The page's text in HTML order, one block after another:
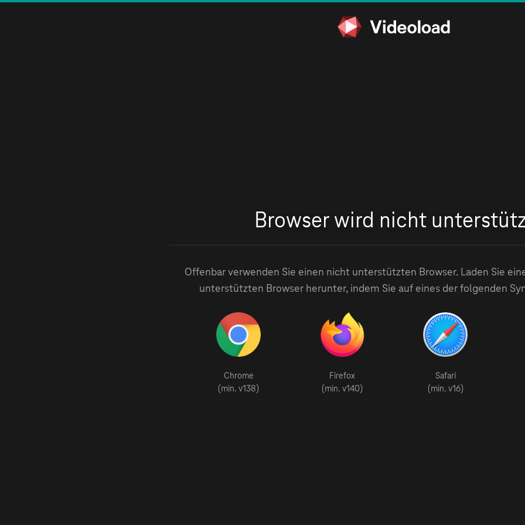
Browser wird nicht
Offenbar verwenden Sie einen nicht unterstützten Browser. Laden Sie
unterstützten Browser herunter, indem Sie auf eines der folgenden
Chrome
(min. v138)
Firefox
(min. v140)
Safari
(min. v16)